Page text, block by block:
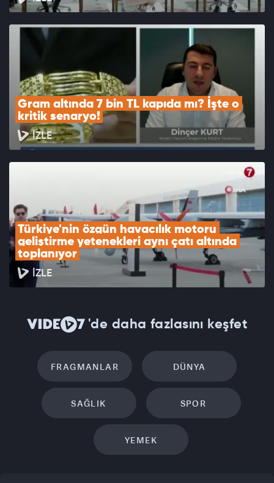
Gram altında 7 bin TL kapıda mı? İşte o
kritik senaryo!
İZLE
Türkiye'nin özgün havacılık motoru
geliştirme yetenekleri aynı çatı altında
toplanıyor
İZLE
'de daha fazlasını keşfet
FRAGMANLAR DÜNYA
SAĞLIK SPOR
YEMEK